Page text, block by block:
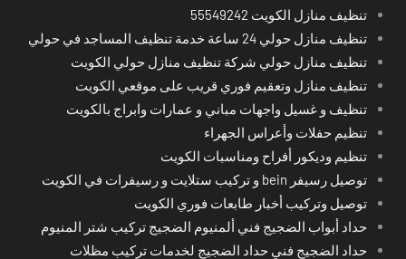
تنظيف منازل الكويت 55549242
تنظيف منازل حولي 24 ساعة خدمة تنظيف المساجد في حولي
تنظيف منازل حولي شركة تنظيف منازل حولي الكويت
تنظيف منازل وتعقيم فوري قريب على موقعي الكويت
تنظيف و غسيل واجهات مباني و عمارات وابراج بالكويت
تنظيم حفلات وأعراس الجهراء
تنظيم وديكور أفراح ومناسبات الكويت
توصيل رسيفر bein و تركيب ستلايت و رسيفرات في الكويت
توصيل وتركيب أخبار طابعات فوري الكويت
حداد أبواب الضجيج فني ألمنيوم الضجيج تركيب شتر المنيوم
حداد الضجيج فني حداد الضجيج لخدمات تركيب مظلات